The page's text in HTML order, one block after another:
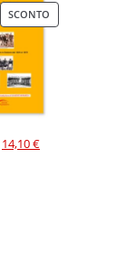
SCONTO
14,10€